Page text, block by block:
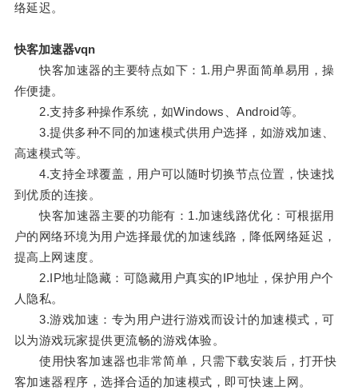
络延迟。
快客加速器vqn
快客加速器的主要特点如下：1.用户界面简单易用，操
作便捷。
2.支持多种操作系统，如Windows、Android等。
3.提供多种不同的加速模式供用户选择，如游戏加速、
高速模式等。
4.支持全球覆盖，用户可以随时切换节点位置，快速找
到优质的连接。
快客加速器主要的功能有：1.加速线路优化：可根据用
户的网络环境为用户选择最优的加速线路，降低网络延迟，
提高上网速度。
2.IP地址隐藏：可隐藏用户真实的IP地址，保护用户个
人隐私。
3.游戏加速：专为用户进行游戏而设计的加速模式，可
以为游戏玩家提供更流畅的游戏体验。
使用快客加速器也非常简单，只需下载安装后，打开快
客加速器程序，选择合适的加速模式，即可快速上网。